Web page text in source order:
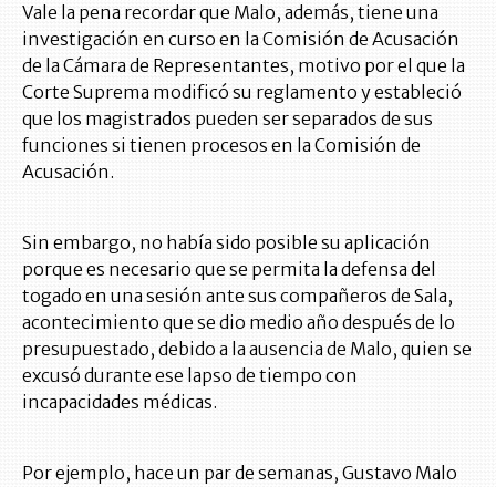
Vale la pena recordar que Malo, además, tiene una
investigación en curso en la Comisión de Acusación
de la Cámara de Representantes, motivo por el que la
Corte Suprema modificó su reglamento y estableció
que los magistrados pueden ser separados de sus
funciones si tienen procesos en la Comisión de
Acusación.
Sin embargo, no había sido posible su aplicación
porque es necesario que se permita la defensa del
togado en una sesión ante sus compañeros de Sala,
acontecimiento que se dio medio año después de lo
presupuestado, debido a la ausencia de Malo, quien se
excusó durante ese lapso de tiempo con
incapacidades médicas.
Por ejemplo, hace un par de semanas, Gustavo Malo